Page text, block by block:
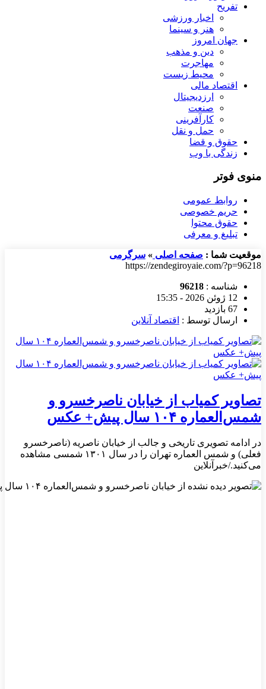
تفریح
اخبار ورزشی
هنر و سینما
جهان امروز
دین و مذهب
مهاجرت
محیط زیست
اقتصاد مالی
ارزدیجیتال
صنعت
کارآفرینی
حمل و نقل
حقوق و قضا
زندگی با وب
منوی فوتر
روابط عمومی
حریم خصوصی
حقوق محتوا
تبلیغ و معرفی
موقعیت شما : صفحه اصلی » سرگرمی
https://zendegiroyaie.com/?p=96218
شناسه : 96218
12 ژوئن 2026 - 15:35
67 بازدید
ارسال توسط : اقتصاد آنلاین
تصاویر کمیاب از خیابان ناصرخسرو و
شمس‌العماره ۱۰۴ سال پیش+ عکس
در ادامه تصویری تاریخی و جالب از خیابان ناصریه (ناصرخسرو
فعلی) و شمس العماره تهران را در سال ۱۳۰۱ شمسی مشاهده
می‌کنید./خبرآنلاین